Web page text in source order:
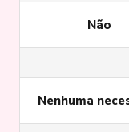
Não
Nenhuma